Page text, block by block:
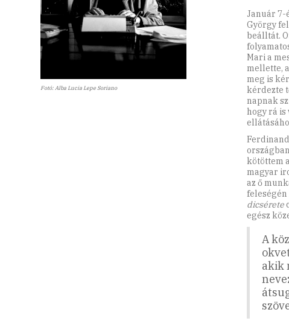
Fotó: Alba Lucia Lepe Soriano
Január 7-
György
beálltát.
Mari a
mellette,
meg is
kérdezte
napnak
hogy rá is
kötöttem
magyar
az ő
dicsérete
egész
A
akik